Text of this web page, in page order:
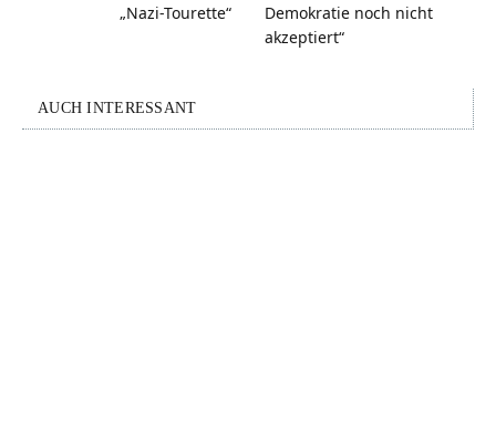
„Nazi-Tourette“
Demokratie noch nicht
akzeptiert“
AUCH INTERESSANT